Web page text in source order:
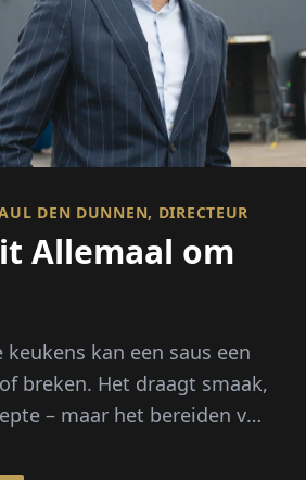
DEN DUNNEN, DIRECTEUR
Allemaal om
kan een saus een
breken. Het draagt smaak,
– maar het bereiden van